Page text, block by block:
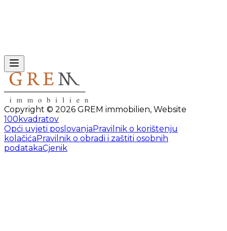
Copyright © 2026 GREM immobilien, Website
100kvadratov
Opći uvjeti poslovanjaPravilnik o korištenju
kolačićaPravilnik o obradi i zaštiti osobnih
podatakaCjenik